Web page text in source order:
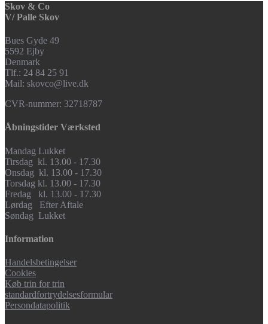
Skov & Co
V/ Palle Skov
Bues Gyde 49
5592 Ejby
Denmark
Tlf.: 24 84 25 91
Mail: skovco@live.dk
CVR-nummer: 32718787
Åbningstider Værksted
Mandag Lukket
Tirsdag kl. 13.00 - 17.30
Onsdag kl. 13.00 - 17.30
Torsdag kl. 13.00 - 17.30
Fredag kl. 13.00 - 17.30
Lørdag Efter Aftale
Søndag Lukket
Information
Handelsbetingelser
Cookies
Køb trin for trin
standardfortrydelsesformular
Persondatapolitik